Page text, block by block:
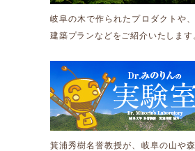
岐阜の木で作られたプロダクトや
建築プランなどをご紹介いたします
箕浦秀樹名誉教授が、岐阜の山や